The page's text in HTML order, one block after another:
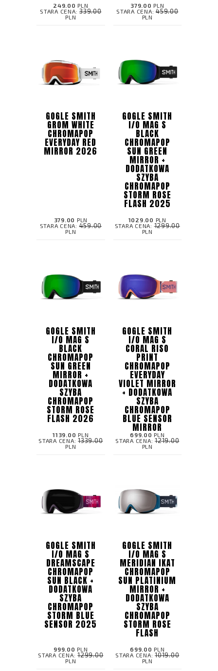
249.00 PLN
STARA CENA: 339.00
PLN
379.00 PLN
STARA CENA: 459.00
PLN
GOGLE SMITH
GROM WHITE
CHROMAPOP
EVERYDAY RED
MIRROR 2026
379.00 PLN
STARA CENA:459.00
PLN
GOGLE SMITH
I/O MAG S
BLACK
CHROMAPOP
SUN GREEN
MIRROR ​+
DODATKOWA
SZYBA
CHROMAPOP
STORM ROSE
FLASH 2025
1029.00 PLN
STARA CENA:1299.00
PLN
GOGLE SMITH
I/O MAG S
BLACK
CHROMAPOP
SUN GREEN
MIRROR ​+
DODATKOWA
SZYBA
CHROMAPOP
STORM ROSE
FLASH 2026
1139.00 PLN
STARA CENA:1339.00
PLN
GOGLE SMITH
I/O MAG S
CORAL RISO
PRINT
CHROMAPOP
EVERYDAY
VIOLET MIRROR
​+ DODATKOWA
SZYBA
CHROMAPOP
BLUE SENSOR
MIRROR
699.00 PLN
STARA CENA:1219.00
PLN
GOGLE SMITH
I/O MAG S
DREAMSCAPE
CHROMAPOP
SUN BLACK ​+
DODATKOWA
SZYBA
CHROMAPOP
STORM BLUE
SENSOR 2025
999.00 PLN
STARA CENA:1299.00
PLN
GOGLE SMITH
I/O MAG S
MERIDIAN IKAT
CHROMAPOP
SUN PLATINIUM
MIRROR ​+
DODATKOWA
SZYBA
CHROMAPOP
STORM ROSE
FLASH
699.00 PLN
STARA CENA:1019.00
PLN